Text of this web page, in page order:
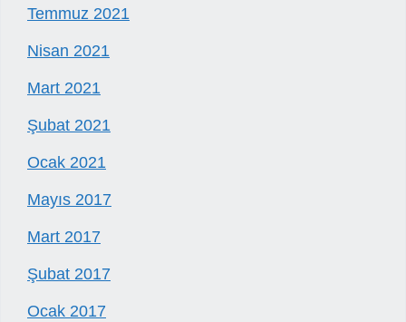
Temmuz 2021
Nisan 2021
Mart 2021
Şubat 2021
Ocak 2021
Mayıs 2017
Mart 2017
Şubat 2017
Ocak 2017